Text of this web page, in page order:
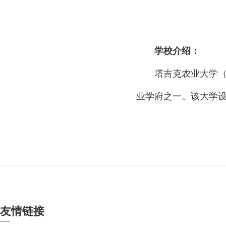
学校介绍：
塔吉克农业大学
业学府之一。该大学
友情链接